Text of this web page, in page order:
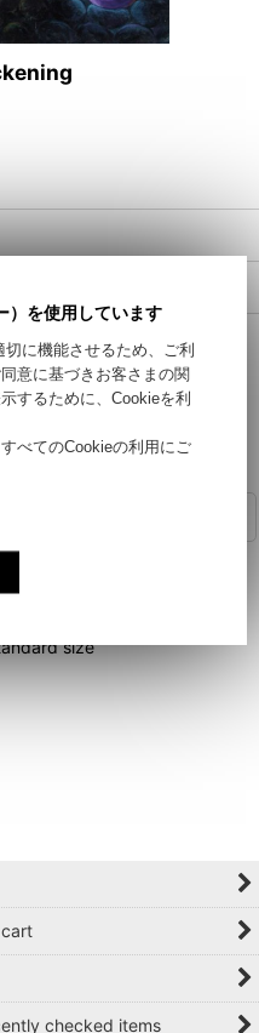
/ Add to Cart
／定型
size
checked items
）を使用しています
に機能させるため、ご利
意に基づきお客さまの関
するために、Cookieを利
べてのCookieの利用にご